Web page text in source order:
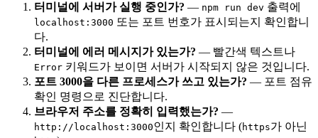
터미널에 서버가 실행 중인가? — npm run dev 출력에
localhost:3000 또는 포트 번호가 표시되는지 확인합니
다.
터미널에 에러 메시지가 있는가? — 빨간색 텍스트나
Error 키워드가 보이면 서버가 시작되지 않은 것입니다.
포트 3000을 다른 프로세스가 쓰고 있는가? — 포트 점유
확인 명령으로 진단합니다.
브라우저 주소를 정확히 입력했는가? —
http://localhost:3000인지 확인합니다 (https가 아닌